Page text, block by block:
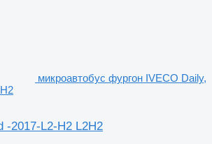
микроавтобус фургон IVECO Daily,
-2017-L2-H2 L2H2